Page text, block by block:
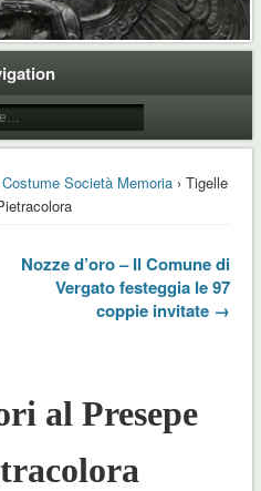
Società Memoria› Tigelle
Nozze d’oro – Il Comune di
Vergato festeggia le 97
coppie invitate →
al Presepe